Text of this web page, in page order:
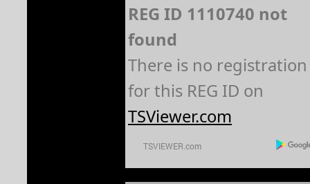
REG ID 1110740 not
found
There is no registration
for this REG ID on
TSViewer.com